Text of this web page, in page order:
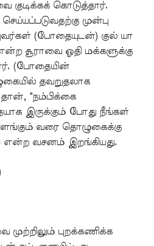
குடிக்கக் கொடுத்தார்.
முன்பு
(போதையுடன்) குல் யா
சூராவை ஓதி மக்களுக்கு
(போதையின்
தவறுதலாக
"நம்பிக்கை
இருக்கும் போது நீங்கள்
வரை தொழுகைக்கு
என்ற வசனம் இறங்கியது.
முற்றிலும் புறக்கணிக்க